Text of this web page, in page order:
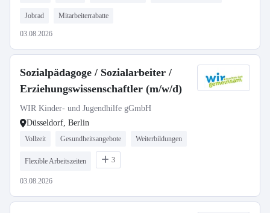
Jobrad Mitarbeiterrabatte
03.08.2026
Sozialpädagoge / Sozialarbeiter /
Erziehungswissenschaftler (m/w/d)
WIR Kinder- und Jugendhilfe gGmbH
Düsseldorf, Berlin
Vollzeit Gesundheitsangebote Weiterbildungen
Flexible Arbeitszeiten 3
03.08.2026